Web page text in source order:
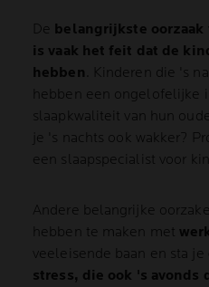
De belangrijkste oorzaak
is vaak het feit dat de
hebben . Kinderen die 's
hebben een ongelofelijke
slaapkwaliteit van hun
je 's nachts ook wakker?
een slaapspecialist voor
Andere belangrijke
hebben te maken met
veeleisende baan en sta je
stress, die ook 's avonds